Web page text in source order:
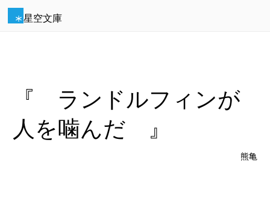
星空文庫
『 ランドルフィンが
人を噛んだ 』
熊亀